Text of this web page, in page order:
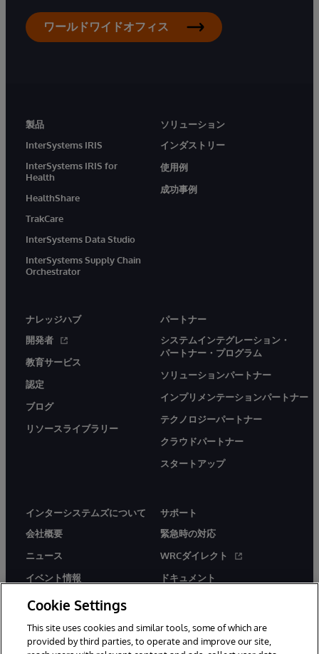
ワールドワイドオフィス
製品
InterSystems IRIS
InterSystems IRIS for
Health
HealthShare
TrakCare
InterSystems Data Studio
InterSystems Supply Chain
Orchestrator
ソリューション
インダストリー
使用例
成功事例
ナレッジハブ
開発者
教育サービス
認定
ブログ
リソースライブラリー
パートナー
システムインテグレーション・
パートナー・プログラム
ソリューションパートナー
インプリメンテーションパートナー
テクノロジーパートナー
クラウドパートナー
スタートアップ
インターシステムズについて
会社概要
ニュース
イベント情報
採用情報
サポート
緊急時の対応
WRCダイレクト
ドキュメント
Cookie Settings
This site uses cookies and similar tools, some of which are
provided by third parties, to operate and improve our site,